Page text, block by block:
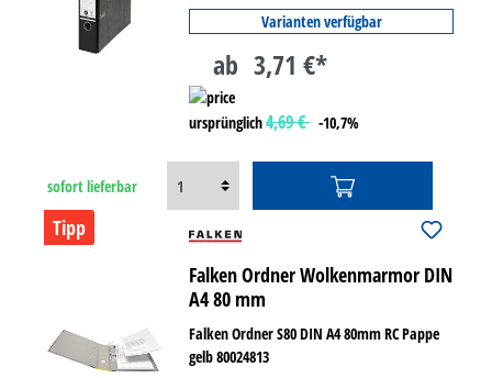
Varianten verfügbar
ab 3,71 €*
ursprünglich4,69 € -10,7%
sofort lieferbar
Tipp
Falken Ordner Wolkenmarmor DIN
A4 80 mm
Falken Ordner S80 DIN A4 80mm RC Pappe
gelb 80024813